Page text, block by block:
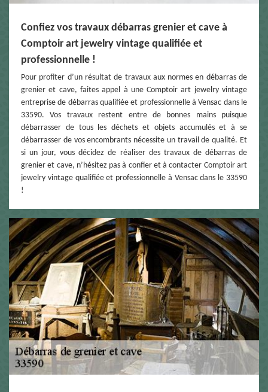
Confiez vos travaux débarras grenier et cave à
Comptoir art jewelry vintage qualifiée et
professionnelle !
Pour profiter d’un résultat de travaux aux normes en débarras de
grenier et cave, faites appel à une Comptoir art jewelry vintage
entreprise de débarras qualifiée et professionnelle à Vensac dans le
33590. Vos travaux restent entre de bonnes mains puisque
débarrasser de tous les déchets et objets accumulés et à se
débarrasser de vos encombrants nécessite un travail de qualité. Et
si un jour, vous décidez de réaliser des travaux de débarras de
grenier et cave, n’hésitez pas à confier et à contacter Comptoir art
jewelry vintage qualifiée et professionnelle à Vensac dans le 33590
!